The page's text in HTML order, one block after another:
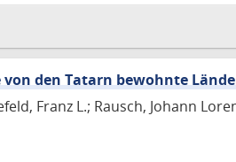
von den Tatarn bewohnte
Franz L.; Rausch, Johann